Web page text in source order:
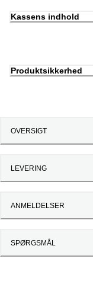
Kassens indhold
Produktsikkerhed
OVERSIGT
LEVERING
ANMELDELSER
SPØRGSMÅL